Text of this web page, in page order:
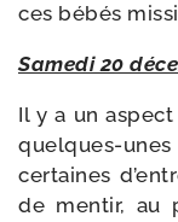
ces bébés
Samedi 20
Il y a un
quelques-​
cer­taines
de men­tir, au